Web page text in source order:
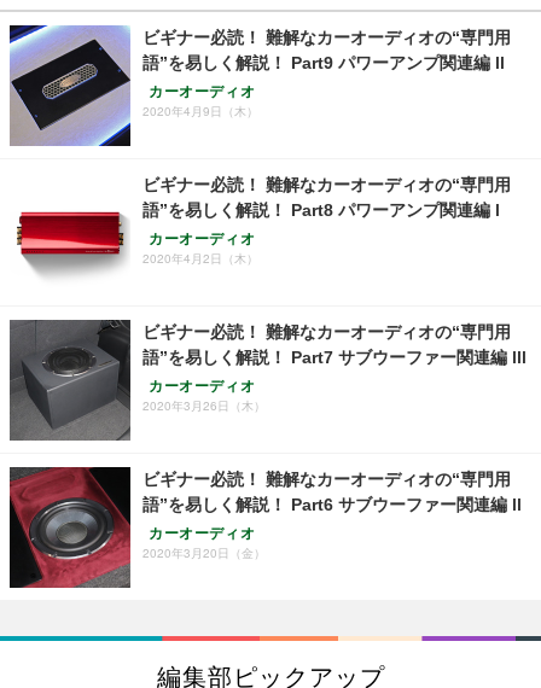
ビギナー必読！ 難解なカーオーディオの“専門用
語”を易しく解説！ Part9 パワーアンプ関連編 ll
カーオーディオ
2020年4月9日（木）
ビギナー必読！ 難解なカーオーディオの“専門用
語”を易しく解説！ Part8 パワーアンプ関連編 l
カーオーディオ
2020年4月2日（木）
ビギナー必読！ 難解なカーオーディオの“専門用
語”を易しく解説！ Part7 サブウーファー関連編 lll
カーオーディオ
2020年3月26日（木）
ビギナー必読！ 難解なカーオーディオの“専門用
語”を易しく解説！ Part6 サブウーファー関連編 ll
カーオーディオ
2020年3月20日（金）
編集部ピックアップ